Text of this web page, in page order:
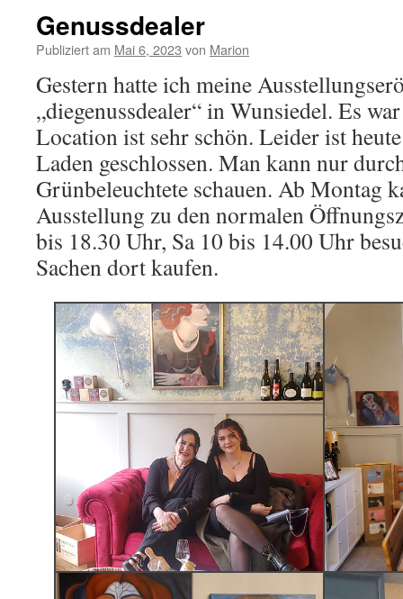
Genussdealer
Publiziert am Mai 6, 2023 von Marion
Gestern hatte ich meine
„diegenussdealer“ in Wunsiedel. Es
Location ist sehr schön. Leider ist
Laden geschlossen. Man kann nur
Grünbeleuchtete schauen. Ab Montag
Ausstellung zu den normalen
bis 18.30 Uhr, Sa 10 bis 14.00 Uhr
Sachen dort kaufen.